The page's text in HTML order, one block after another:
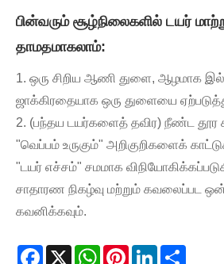
பின்வரும் சூழ்நிலைகளில் டயர்
தாமதமாகலாம்:
1. ஒரு சிறிய ஆணி துளை, ஆழமாக
ஜாக்கிரதையாக ஒரு துளையை
2. (பந்தய டயர்களைத் தவிர) நீண்ட தூர
"வெப்பம் உருகும்" அறிகுறிகளைக்
"டயர் எச்சம்" சமமாக
சாதாரண நிகழ்வு மற்றும் கவலைப்பட
கவனிக்கவும்.
Facebook
X WhatsAppPinterestLinkedIn